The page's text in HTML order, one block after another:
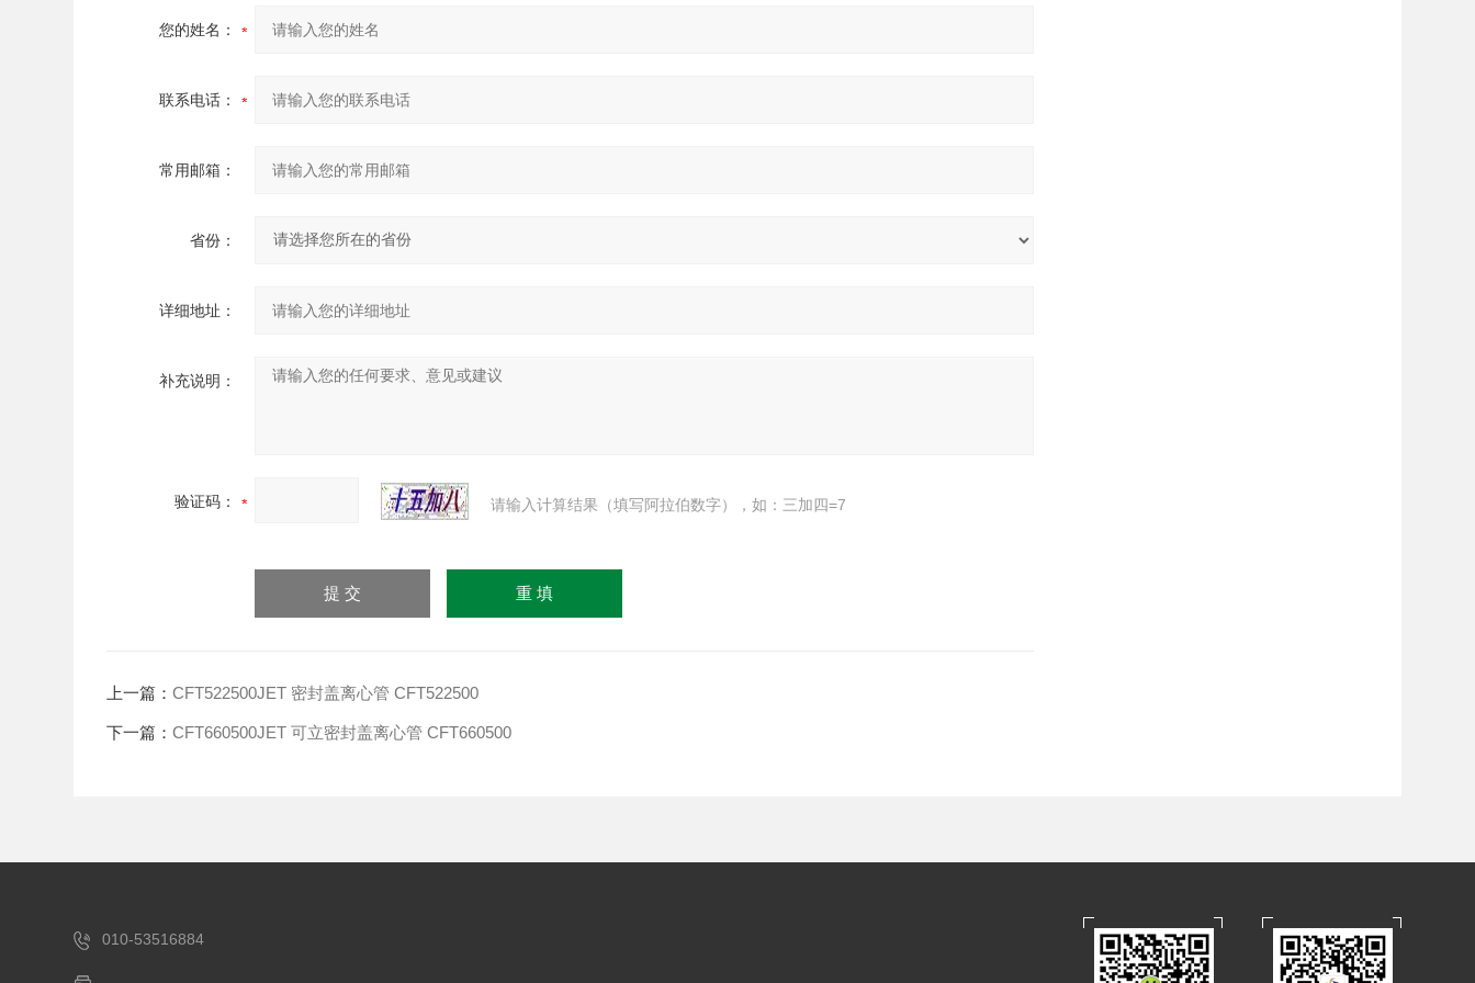
您的姓名：
联系电话：
常用邮箱：
省份：
详细地址：
补充说明：
验证码： 请输入计算结果（填写阿拉伯数字），如：三加四=7
上一篇：CFT522500JET 密封盖离心管 CFT522500
下一篇：CFT660500JET 可立密封盖离心管 CFT660500
010-53516884